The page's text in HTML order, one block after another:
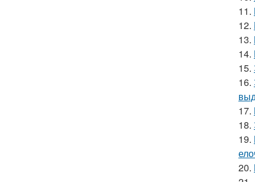
11.
12.
13.
14.
15.
16.
17.
18.
19.
20.